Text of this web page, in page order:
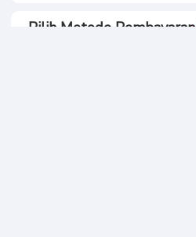
Pilih Metode Pembayaran